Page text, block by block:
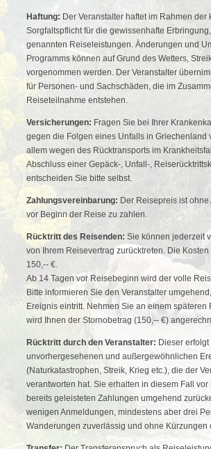
Haftung: Der Veranstalter haftet im Rahmen der
Sorgfaltspflicht für die gewissenhafte
genannten Reiseleistungen. Änderungen und
Programms können auf Grund des Wetters,
vorgenommen werden. Der Veranstalter
für Personen- und Sachschäden, die im
Reiseteilnahme entstehen.
Versicherungen: Fragen Sie bei Ihrer
gegen die Folgen eines Unfalls in Griechenland
allem wegen des Rücktransports im
Abschluss einer Gepäck-, Unfall-,
entscheiden Sie bitte selbst.
Zahlungsvereinbarung: Der Reisepreis ist
vor Beginn der Reise zu zahlen.
Rücktritt des Reisenden: Sie können jederzeit
von Ihrem Reisevertrag zurücktreten. Die
150,-- €.
Ab 14 Tagen vor Reisebeginn wird der volle
Bitte informieren Sie den Veranstalter
Ereignis eintritt. Nehmen Sie an einem späteren
wird Ihnen der Stornobetrag (150,-- €)
Rücktritt durch den Veranstalter: Dieser erfolgt
unvorhergesehenen und außergewöhnlichen
(Naturkatastrophen, Streik, Krieg etc.), die der
verantworten hat. Sie erhalten in diesem Fall
bereits geleisteten Zahlungen umgehend
wenigen Anmeldungen, mindestens aber drei
Wanderungen zuverlässig und ohne Kürzungen